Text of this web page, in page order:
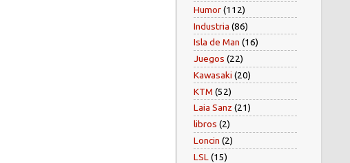
Humor(112)
Industria (86)
Isla de Man (16)
Juegos (22)
Kawasaki (20)
KTM (52)
Laia Sanz (21)
libros (2)
Loncin (2)
LSL (15)